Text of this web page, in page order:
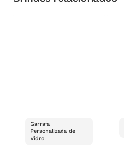
Garrafa
Personalizada de
Vidro